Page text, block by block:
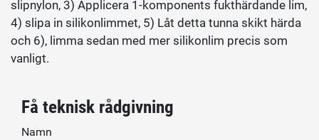
slipnylon, 3) Applicera 1-komponents fukthärdande lim,
4) slipa in silikonlimmet, 5) Låt detta tunna skikt härda
och 6), limma sedan med mer silikonlim precis som
vanligt.
Få teknisk rådgivning
Namn